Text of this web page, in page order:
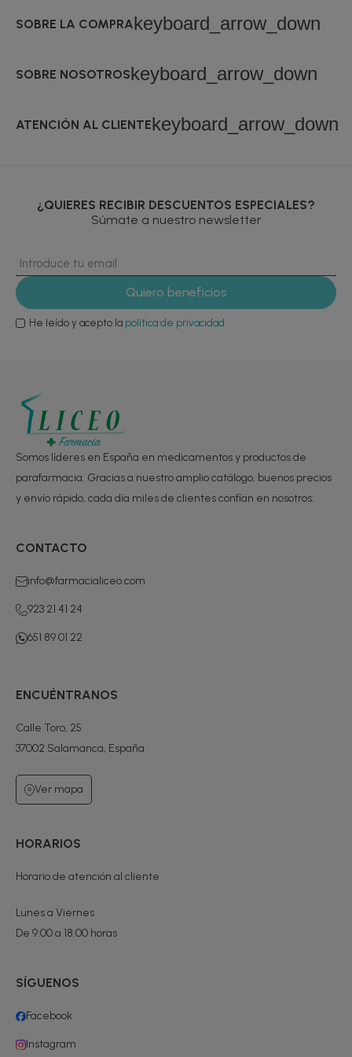
SOBRE LA COMPRAkeyboard_arrow_down
SOBRE NOSOTROSkeyboard_arrow_down
ATENCIÓN AL CLIENTEkeyboard_arrow_down
¿QUIERES RECIBIR DESCUENTOS ESPECIALES?
Súmate a nuestro newsletter
He leído y acepto la política de privacidad
Somos líderes en España en medicamentos y productos de
parafarmacia. Gracias a nuestro amplio catálogo, buenos precios
y envío rápido, cada día miles de clientes confían en nosotros.
CONTACTO
info@farmacialiceo.com
923 21 41 24
651 89 01 22
ENCUÉNTRANOS
Calle Toro, 25
37002 Salamanca, España
Ver mapa
HORARIOS
Horario de atención al cliente
Lunes a Viernes
De 9:00 a 18:00 horas
SÍGUENOS
Facebook
Instagram